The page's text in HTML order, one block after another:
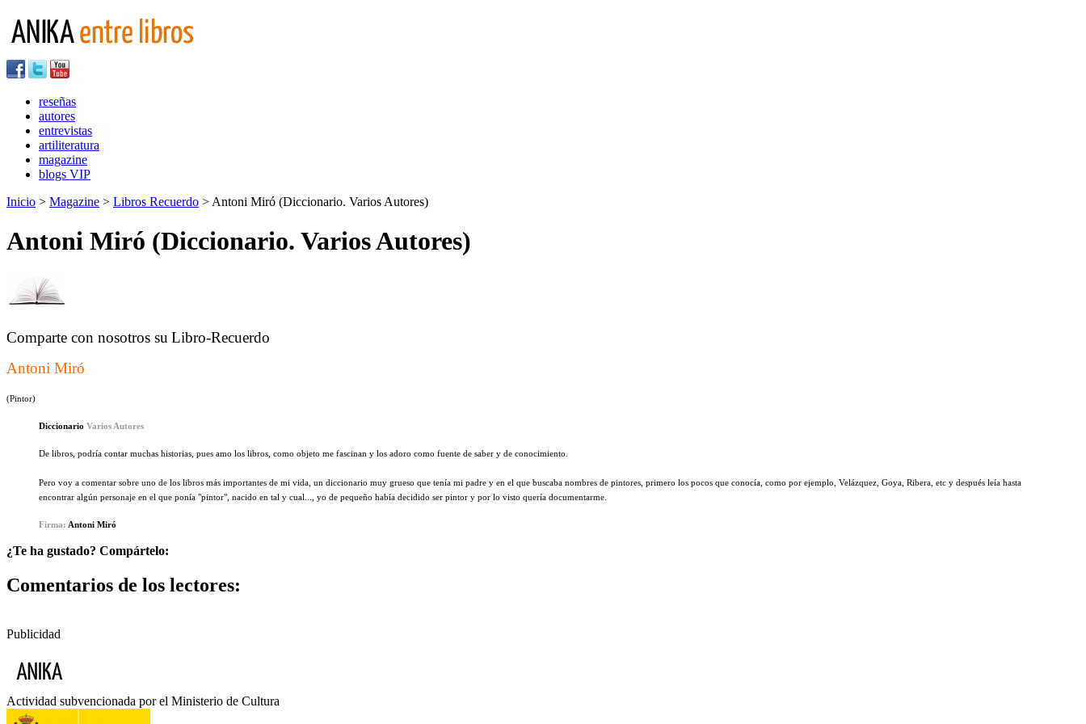
reseñas
autores
entrevistas
artiliteratura
magazine
blogs VIP
Inicio > Magazine > Libros Recuerdo > Antoni Miró (Diccionario. Varios Autores)
Antoni Miró (Diccionario. Varios Autores)
Comparte con nosotros su Libro-Recuerdo
Antoni Miró
(Pintor)
Diccionario Varios Autores
De libros, podría contar muchas historias, pues amo los libros, como objeto me fascinan y los adoro como fuente de saber y de conocimiento.
Pero voy a comentar sobre uno de los libros más importantes de mi vida, un diccionario muy grueso que tenía mi padre y en el que buscaba nombres de pintores, primero los pocos que conocía, como por ejemplo, Velázquez, Goya, Ribera, etc y después leía hasta
encontrar algún personaje en el que ponía "pintor", nacido en tal y cual..., yo de pequeño había decidido ser pintor y por lo visto quería documentarme.
Firma: Antoni Miró
¿Te ha gustado? Compártelo:
Comentarios de los lectores:
Publicidad
Actividad subvencionada por el Ministerio de Cultura